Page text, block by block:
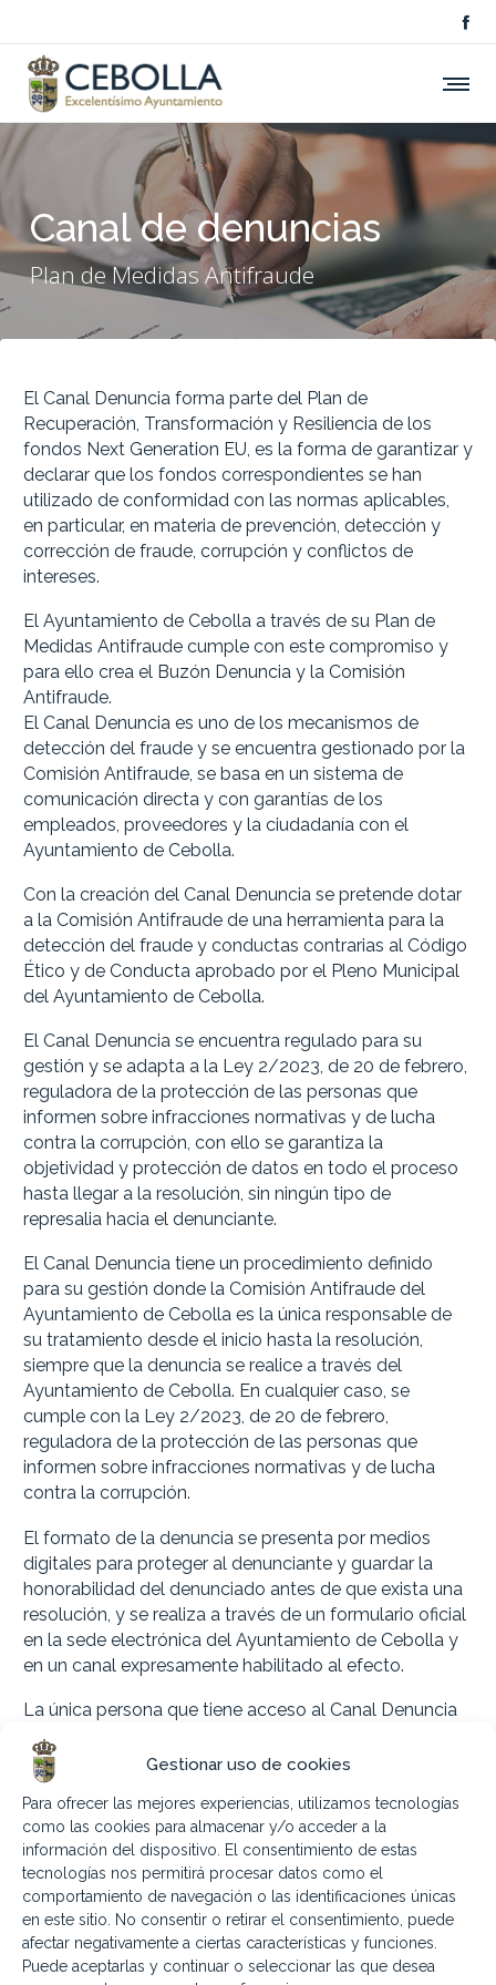
Gestionar uso de cookies
Para ofrecer las mejores experiencias, utilizamos tecnologías
como las cookies para almacenar y/o acceder a la
información del dispositivo. El consentimiento de estas
tecnologías nos permitirá procesar datos como el
comportamiento de navegación o las identificaciones únicas
en este sitio. No consentir o retirar el consentimiento, puede
afectar negativamente a ciertas características y funciones.
Puede aceptarlas y continuar o seleccionar las que desea
Canal de denuncias
Plan de Medidas Antifraude
El Canal Denuncia forma parte del Plan de
Recuperación, Transformación y Resiliencia de los
fondos Next Generation EU, es la forma de garantizar y
declarar que los fondos correspondientes se han
utilizado de conformidad con las normas aplicables,
en particular, en materia de prevención, detección y
corrección de fraude, corrupción y conflictos de
intereses.
El Ayuntamiento de Cebolla a través de su Plan de
Medidas Antifraude cumple con este compromiso y
para ello crea el Buzón Denuncia y la Comisión
Antifraude.
El Canal Denuncia es uno de los mecanismos de
detección del fraude y se encuentra gestionado por la
Comisión Antifraude, se basa en un sistema de
comunicación directa y con garantías de los
empleados, proveedores y la ciudadanía con el
Ayuntamiento de Cebolla.
Con la creación del Canal Denuncia se pretende dotar
a la Comisión Antifraude de una herramienta para la
detección del fraude y conductas contrarias al Código
Ético y de Conducta aprobado por el Pleno Municipal
del Ayuntamiento de Cebolla.
El Canal Denuncia se encuentra regulado para su
gestión y se adapta a la Ley 2/2023, de 20 de febrero,
reguladora de la protección de las personas que
informen sobre infracciones normativas y de lucha
contra la corrupción, con ello se garantiza la
objetividad y protección de datos en todo el proceso
hasta llegar a la resolución, sin ningún tipo de
represalia hacia el denunciante.
El Canal Denuncia tiene un procedimiento definido
para su gestión donde la Comisión Antifraude del
Ayuntamiento de Cebolla es la única responsable de
su tratamiento desde el inicio hasta la resolución,
siempre que la denuncia se realice a través del
Ayuntamiento de Cebolla. En cualquier caso, se
cumple con la Ley 2/2023, de 20 de febrero,
reguladora de la protección de las personas que
informen sobre infracciones normativas y de lucha
contra la corrupción.
El formato de la denuncia se presenta por medios
digitales para proteger al denunciante y guardar la
honorabilidad del denunciado antes de que exista una
resolución, y se realiza a través de un formulario oficial
en la sede electrónica del Ayuntamiento de Cebolla y
en un canal expresamente habilitado al efecto.
La única persona que tiene acceso al Canal Denuncia
es el Gestor del Canal, que a su vez es un miembro de
la Comisión Antifraude.
El Servicio Nacional de Coordinación Antifraude
integrado en la Intervención General de la
Administración del Estado (IGAE) ha puesto a
disposición a través de su página web el Canal de
Denuncias del Mecanismo para la Recuperación y la
Resiliencia.
La Comisión Antifraude del Ayuntamiento de Cebolla